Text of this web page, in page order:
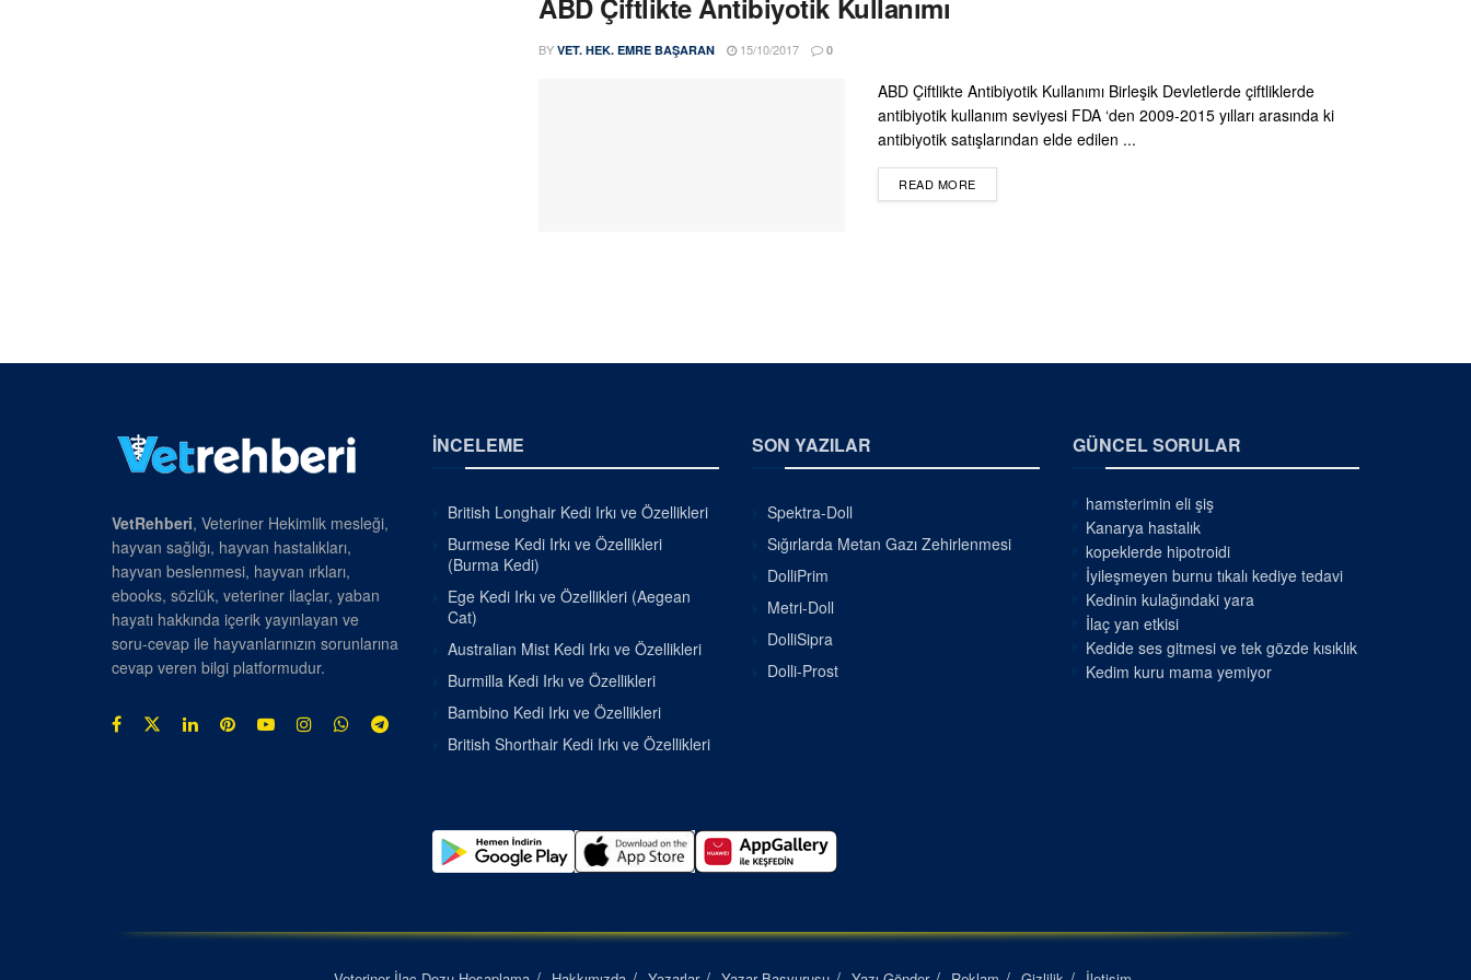
ABD Çiftlikte Antibiyotik Kullanımı
BY VET. HEK. EMRE BAŞARAN 15/10/2017 0
ABD Çiftlikte Antibiyotik Kullanımı Birleşik Devletlerde çiftliklerde
antibiyotik kullanım seviyesi FDA ‘den 2009-2015 yılları arasında ki
antibiyotik satışlarından elde edilen ...
READ MOREDETAILS
VetRehberi, Veteriner Hekimlik mesleği,
hayvan sağlığı, hayvan hastalıkları,
hayvan beslenmesi, hayvan ırkları,
ebooks, sözlük, veteriner ilaçlar, yaban
hayatı hakkında içerik yayınlayan ve
soru-cevap ile hayvanlarınızın sorunlarına
cevap veren bilgi platformudur.
İNCELEME
British Longhair Kedi Irkı ve Özellikleri
Burmese Kedi Irkı ve Özellikleri
(Burma Kedi)
Ege Kedi Irkı ve Özellikleri (Aegean
Cat)
Australian Mist Kedi Irkı ve Özellikleri
Burmilla Kedi Irkı ve Özellikleri
Bambino Kedi Irkı ve Özellikleri
British Shorthair Kedi Irkı ve Özellikleri
SON YAZILAR
Spektra-Doll
Sığırlarda Metan Gazı Zehirlenmesi
DolliPrim
Metri-Doll
DolliSipra
Dolli-Prost
GÜNCEL SORULAR
hamsterimin eli şiş
Kanarya hastalık
kopeklerde hipotroidi
İyileşmeyen burnu tıkalı kediye tedavi
Kedinin kulağındaki yara
İlaç yan etkisi
Kedide ses gitmesi ve tek gözde kısıklık
Kedim kuru mama yemiyor